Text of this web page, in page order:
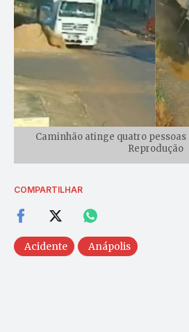
Caminhão atinge quatro
Reprodução
COMPARTILHAR
Acidente Anápolis